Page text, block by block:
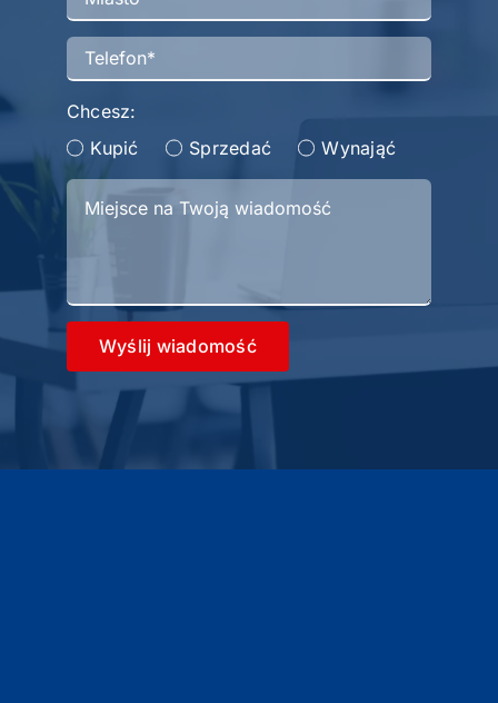
Chcesz:
Kupić
Sprzedać Wynająć
Wyślij wiadomość